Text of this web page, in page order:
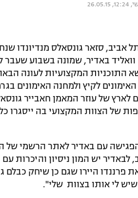
אביב, סזאר גונסאלס מנדיונדו
באדיר, שמונה בשבוע שעבר
התוכניות המקצועיות לעונה
לקיץ ולמחנה האימונים
של עוזר המאמן חאבייר
של הצוות המקצועי בה ייסגרו
הפגישה עם באדיר לאתר הרשמי של
לבאדיר יש המון ניסיון והיכרות
פרננדו היירו שגם כן שיחק
לי אותו בצוות שלי".